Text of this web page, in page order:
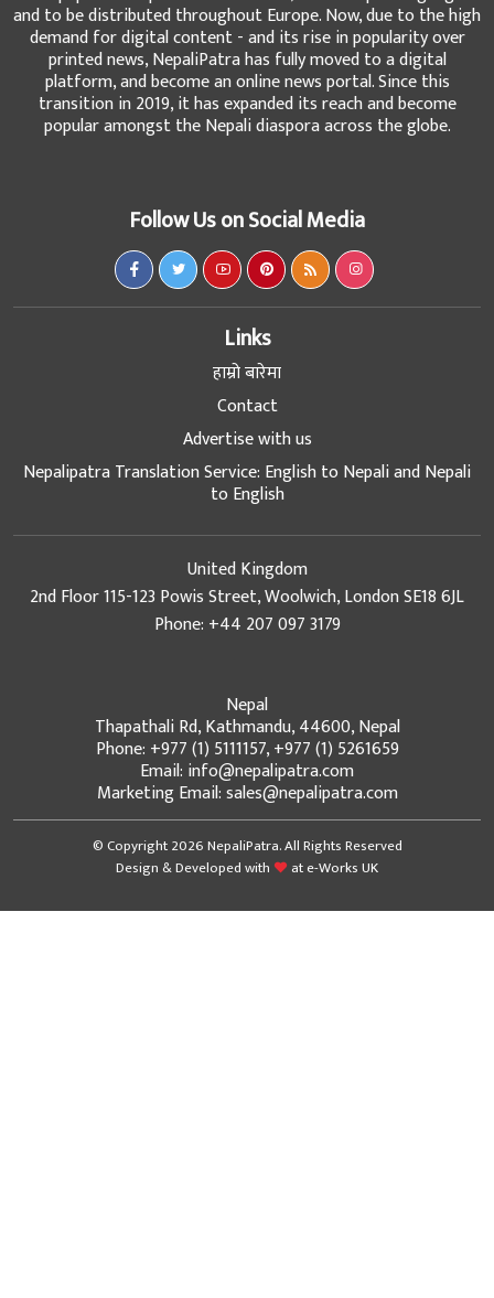
and to be distributed throughout Europe. Now, due to the high
demand for digital content - and its rise in popularity over
printed news, NepaliPatra has fully moved to a digital
platform, and become an online news portal. Since this
transition in 2019, it has expanded its reach and become
popular amongst the Nepali diaspora across the globe.
Follow Us on Social Media
Links
हाम्रो बारेमा
Contact
Advertise with us
Nepalipatra Translation Service: English to Nepali and Nepali
to English
United Kingdom
2nd Floor 115-123 Powis Street, Woolwich, London SE18 6JL
Phone: +44 207 097 3179
Nepal
Thapathali Rd, Kathmandu, 44600, Nepal
Phone: +977 (1) 5111157, +977 (1) 5261659
Email: info@nepalipatra.com
Marketing Email: sales@nepalipatra.com
© Copyright 2026 NepaliPatra. All Rights Reserved
Design & Developed with
ate-Works UK